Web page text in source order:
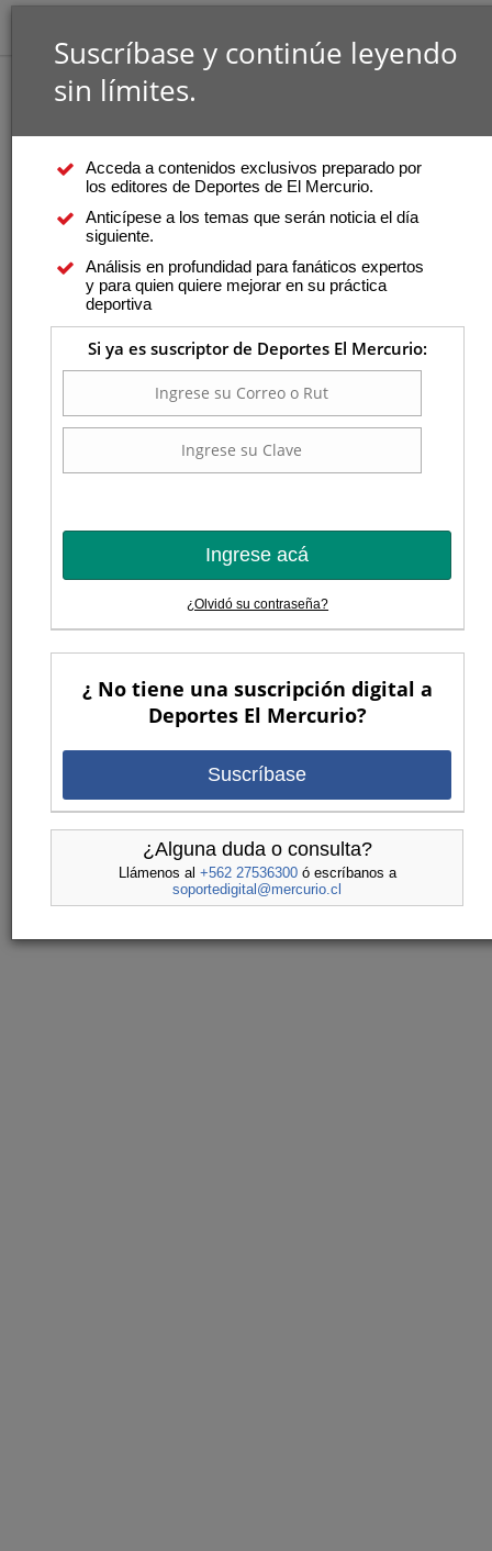
Suscríbase y continúe leyendo
sin límites.
Acceda a contenidos exclusivos preparado por
los editores de Deportes de El Mercurio.
Anticípese a los temas que serán noticia el día
siguiente.
Análisis en profundidad para fanáticos expertos
y para quien quiere mejorar en su práctica
deportiva
Si ya es suscriptor de Deportes El Mercurio:
Ingrese acá
¿Olvidó su contraseña?
¿ No tiene una suscripción digital a
Deportes El Mercurio?
Suscríbase
¿Alguna duda o consulta?
Llámenos al +562 27536300ó escríbanos a
soportedigital@mercurio.cl